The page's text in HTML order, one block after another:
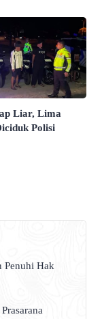
Liar, Lima
Polisi
Penuhi Hak